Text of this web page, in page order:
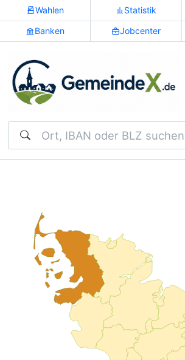
Wahlen Statistik
Banken Jobcenter
Suchen